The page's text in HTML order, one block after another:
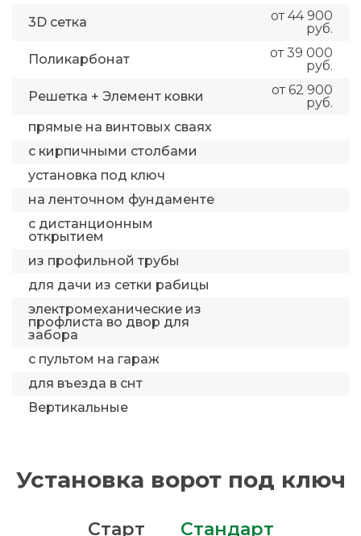
3D сетка
от 44 900
руб.
Поликарбонат
от 39 000
руб.
Решетка + Элемент ковки
от 62 900
руб.
прямые на винтовых сваях
с кирпичными столбами
установка под ключ
на ленточном фундаменте
с дистанционным
открытием
из профильной трубы
для дачи из сетки рабицы
электромеханические из
профлиста во двор для
забора
с пультом на гараж
для въезда в снт
Вертикальные
Установка ворот под ключ
Старт Стандарт